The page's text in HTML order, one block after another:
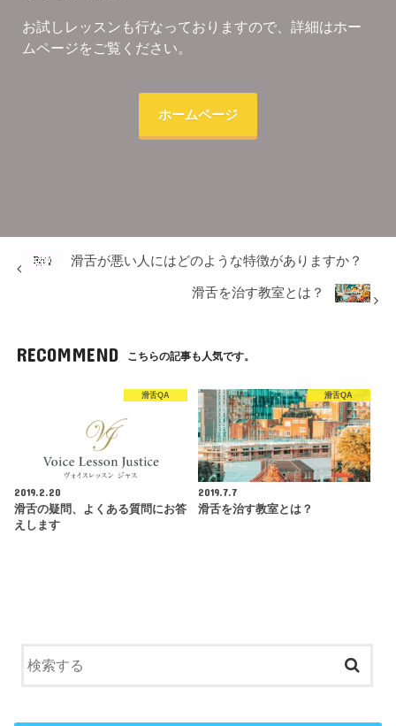
お試しレッスンも行なっておりますので、詳細はホー
ムページをご覧ください。
ホームページ
滑舌が悪い人にはどのような特徴がありますか？
滑舌を治す教室とは？
RECOMMEND こちらの記事も人気です。
滑舌QA
2019.2.20
滑舌の疑問、よくある質問にお答
えします
滑舌QA
2019.7.7
滑舌を治す教室とは？